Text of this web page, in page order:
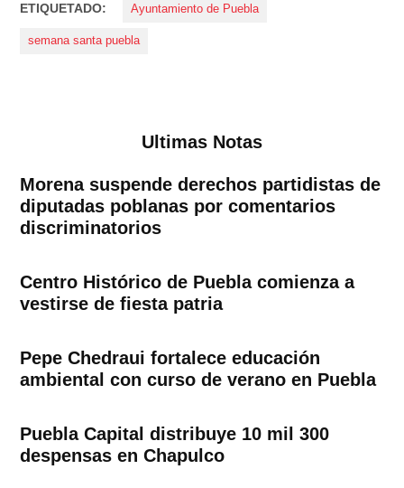
ETIQUETADO: Ayuntamiento de Puebla
semana santa puebla
Ultimas Notas
Morena suspende derechos partidistas de
diputadas poblanas por comentarios
discriminatorios
Centro Histórico de Puebla comienza a
vestirse de fiesta patria
Pepe Chedraui fortalece educación
ambiental con curso de verano en Puebla
Puebla Capital distribuye 10 mil 300
despensas en Chapulco